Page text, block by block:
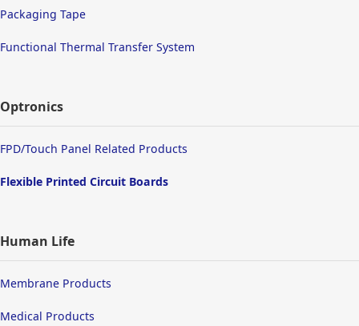
Packaging Tape
Functional Thermal Transfer System
Optronics
FPD/Touch Panel Related Products
Flexible Printed Circuit Boards
Human Life
Membrane Products
Medical Products